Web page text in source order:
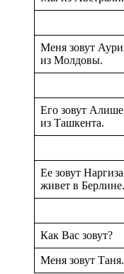
Меня зовут
из Молдовы.
Его зовут
из Ташкента.
Ее зовут
живет в Берлине.
Как Вас зовут?
Меня зовут Таня.